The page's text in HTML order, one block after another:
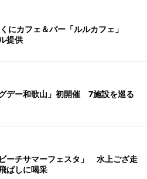
にカフェ＆バー「ルルカフェ」
提供
グデー和歌山」初開催 7施設を巡る
ーチサマーフェスタ」 水上ござ走
ばしに喝采